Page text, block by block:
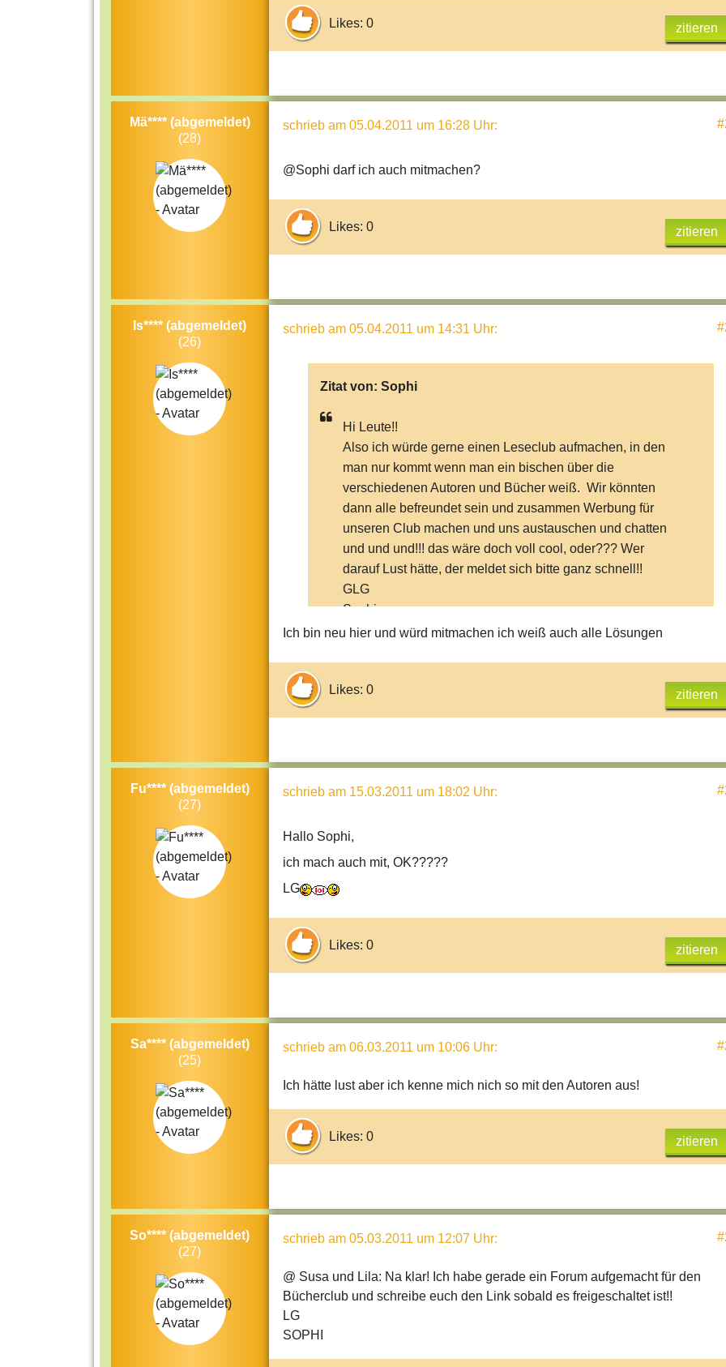
Likes: 0 zitieren
Mä**** (abgemeldet)
(28)
schrieb am 05.04.2011 um 16:28 Uhr:
@Sophi darf ich auch mitmachen?
Likes: 0 zitieren
Is**** (abgemeldet)
(26)
schrieb am 05.04.2011 um 14:31 Uhr:
Zitat von: Sophi
Hi Leute!!
Also ich würde gerne einen Leseclub aufmachen, in den
man nur kommt wenn man ein bischen über die
verschiedenen Autoren und Bücher weiß. Wir könnten
dann alle befreundet sein und zusammen Werbung für
unseren Club machen und uns austauschen und chatten
und und und!!! das wäre doch voll cool, oder??? Wer
darauf Lust hätte, der meldet sich bitte ganz schnell!!
GLG
Sophi
Ich bin neu hier und würd mitmachen ich weiß auch alle Lösungen
Likes: 0 zitieren
Fu**** (abgemeldet)
(27)
schrieb am 15.03.2011 um 18:02 Uhr:
Hallo Sophi,
ich mach auch mit, OK?????
LG
Likes: 0 zitieren
Sa**** (abgemeldet)
(25)
schrieb am 06.03.2011 um 10:06 Uhr:
Ich hätte lust aber ich kenne mich nich so mit den Autoren aus!
Likes: 0 zitieren
So**** (abgemeldet)
(27)
schrieb am 05.03.2011 um 12:07 Uhr:
@ Susa und Lila: Na klar! Ich habe gerade ein Forum aufgemacht für den
Bücherclub und schreibe euch den Link sobald es freigeschaltet ist!!
LG
SOPHI